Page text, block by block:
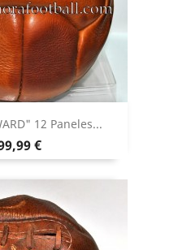
12 Paneles...
€